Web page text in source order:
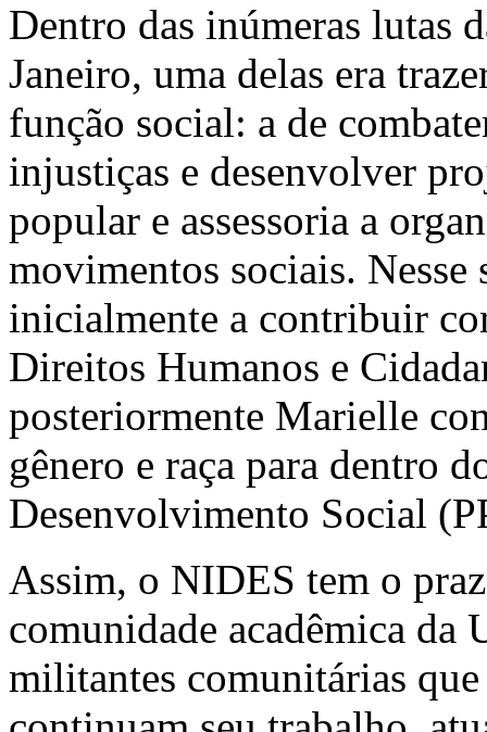
Dentro das inúmeras lutas
Janeiro, uma delas era
função social: a de
injustiças e desenvolver
popular e assessoria a
movimentos sociais.
inicialmente a contribuir
Direitos Humanos e
posteriormente Marielle
gênero e raça para dentro
Desenvolvimento Social
Assim, o NIDES tem o
comunidade acadêmica da
militantes comunitárias